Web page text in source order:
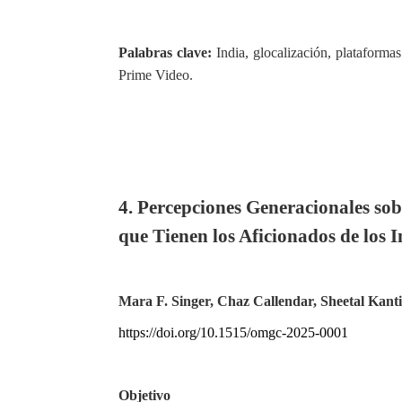
Palabras clave: India, glocalización,
Prime Video.
4. Percepciones Generacionales
que Tienen los Aficionados de los
Mara F. Singer, Chaz Callendar, Sheetal
https://doi.org/10.1515/omgc-2025-0001
Objetivo